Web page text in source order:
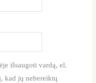
išsaugoti vardą, el.
kad jų nebereiktų